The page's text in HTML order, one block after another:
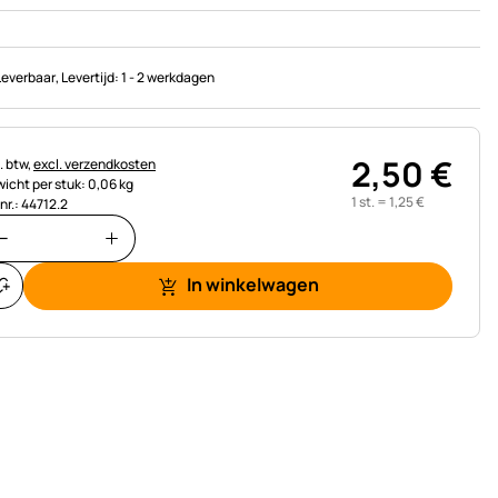
, Levertijd:1 - 2 werkdagen
btw,excl. verzendkosten
per stuk: 0,06 kg
44712.2
2,50€
1 st. =1,25€
In winkelwagen